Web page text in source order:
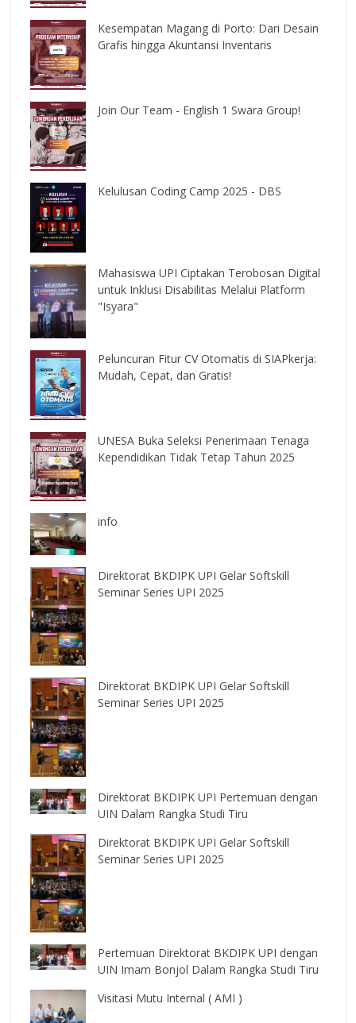
Kesempatan Magang di Porto: Dari Desain
Grafis hingga Akuntansi Inventaris
Join Our Team - English 1 Swara Group!
Kelulusan Coding Camp 2025 - DBS
Mahasiswa UPI Ciptakan Terobosan Digital
untuk Inklusi Disabilitas Melalui Platform
"Isyara"
Peluncuran Fitur CV Otomatis di SIAPkerja:
Mudah, Cepat, dan Gratis!
UNESA Buka Seleksi Penerimaan Tenaga
Kependidikan Tidak Tetap Tahun 2025
info
Direktorat BKDIPK UPI Gelar Softskill
Seminar Series UPI 2025
Direktorat BKDIPK UPI Gelar Softskill
Seminar Series UPI 2025
Direktorat BKDIPK UPI Pertemuan dengan
UIN Dalam Rangka Studi Tiru
Direktorat BKDIPK UPI Gelar Softskill
Seminar Series UPI 2025
Pertemuan Direktorat BKDIPK UPI dengan
UIN Imam Bonjol Dalam Rangka Studi Tiru
Visitasi Mutu Internal ( AMI )